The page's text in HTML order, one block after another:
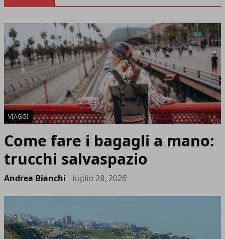
VIAGGI
Come fare i bagagli a mano:
trucchi salvaspazio
Andrea Bianchi - luglio 28, 2026